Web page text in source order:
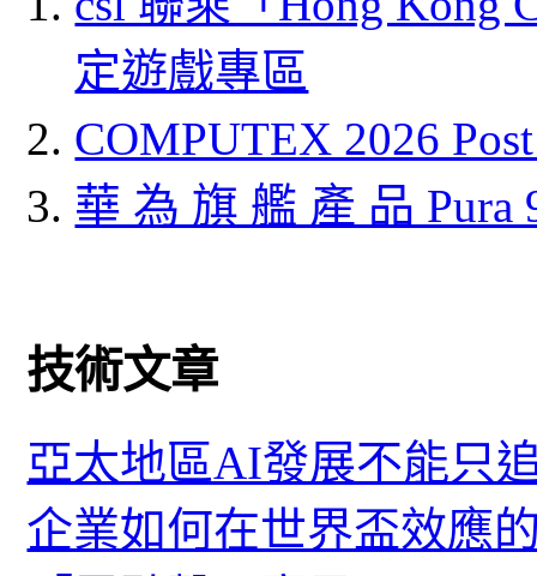
定遊戲專區
COMPUTEX 2026
華 為 旗 艦 產 品 Pura
技術文章
亞太地區AI發展不能只
企業如何在世界盃效應